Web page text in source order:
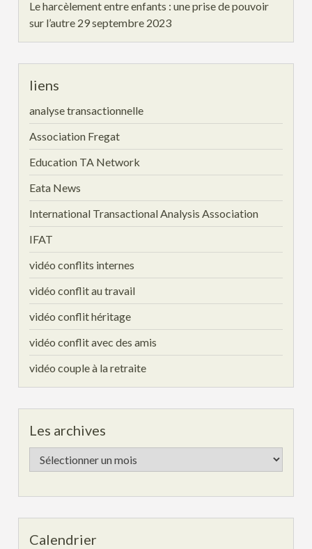
Le harcèlement entre enfants : une prise de pouvoir
sur l’autre 29 septembre 2023
liens
analyse transactionnelle
Association Fregat
Education TA Network
Eata News
International Transactional Analysis Association
IFAT
vidéo conflits internes
vidéo conflit au travail
vidéo conflit héritage
vidéo conflit avec des amis
vidéo couple à la retraite
Les archives
Les
archives
Calendrier